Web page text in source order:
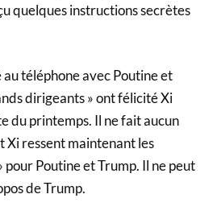
quelques instructions secrètes
téléphone avec Poutine et
dirigeants » ont félicité Xi
du printemps. Il ne fait aucun
Xi ressent maintenant les
pour Poutine et Trump. Il ne peut
de Trump.